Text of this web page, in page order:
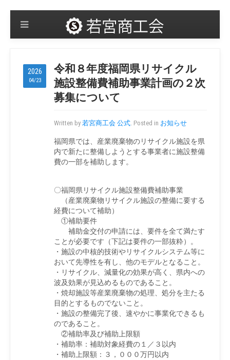
2026
04/23
令和８年度福岡県リサイクル
施設整備費補助事業計画の２次
募集について
Written by 若宮商工会 公式. Posted in お知らせ
福岡県では、産業廃棄物のリサイクル施設を県
内で新たに整備しようとする事業者に施設整備
費の一部を補助します。
〇福岡県リサイクル施設整備費補助事業
（産業廃棄物リサイクル施設の整備に要する
経費について補助）
①補助要件
補助金交付の申請には、要件を全て満たす
ことが必要です（下記は要件の一部抜粋）。
・施設の中核的技術やリサイクルシステム等に
おいて先導性を有し、他のモデルとなること。
・リサイクル、減量化の効果が高く、県内への
波及効果が見込めるものであること。
・焼却施設等産業廃棄物の処理、処分を主たる
目的とするものでないこと。
・施設の整備完了後、速やかに事業化できるも
のであること。
②補助率及び補助上限額
・補助率：補助対象経費の１／３以内
・補助上限額：３，０００万円以内